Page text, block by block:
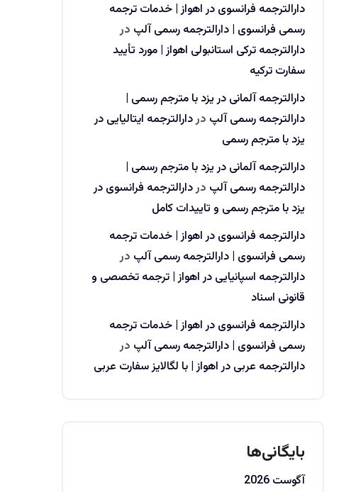
دارالترجمه فرانسوی در اهواز | خدمات ترجمه
رسمی فرانسوی | دارالترجمه رسمی آلپ در
دارالترجمه ترکی استانبولی اهواز | مورد تأیید
سفارت ترکیه
دارالترجمه آلمانی در یزد با مترجم رسمی |
دارالترجمه رسمی آلپ دردارالترجمه ایتالیایی در
یزد با مترجم رسمی
دارالترجمه آلمانی در یزد با مترجم رسمی |
دارالترجمه رسمی آلپ دردارالترجمه فرانسوی در
یزد با مترجم رسمی و تاییدات کامل
دارالترجمه فرانسوی در اهواز | خدمات ترجمه
رسمی فرانسوی | دارالترجمه رسمی آلپ در
دارالترجمه اسپانیایی در اهواز | ترجمه تخصصی و
قانونی اسناد
دارالترجمه فرانسوی در اهواز | خدمات ترجمه
رسمی فرانسوی | دارالترجمه رسمی آلپ در
دارالترجمه عربی در اهواز | با لگالایز سفارت عربی
بایگانی‌ها
آگوست 2026